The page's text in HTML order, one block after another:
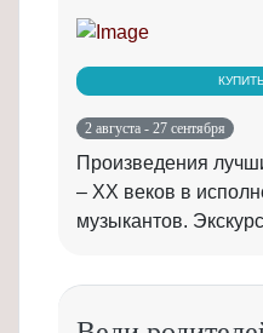
2 августа - 27 сентября
Произведения
– XX веков в
музыкантов.